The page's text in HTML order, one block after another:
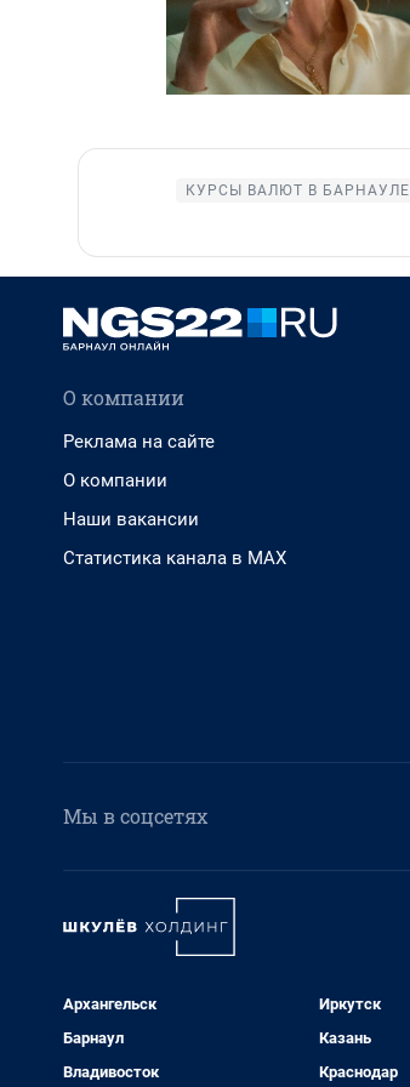
КУРСЫ ВАЛЮТ В БАРНАУЛЕ
О компании
Реклама на сайте
О компании
Наши вакансии
Статистика канала в MAX
Мы в соцсетях
Архангельск
Барнаул
Владивосток
Иркутск
Казань
Краснодар